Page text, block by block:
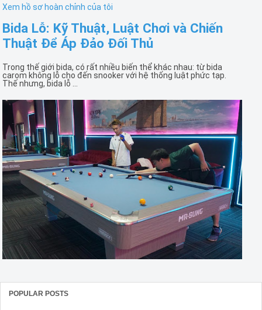
Xem hồ sơ hoàn chỉnh của tôi
Bida Lỗ: Kỹ Thuật, Luật Chơi và Chiến
Thuật Để Áp Đảo Đối Thủ
Trong thế giới bida, có rất nhiều biến thể khác nhau: từ bida
carom không lỗ cho đến snooker với hệ thống luật phức tạp.
Thế nhưng, bida lỗ ...
POPULAR POSTS